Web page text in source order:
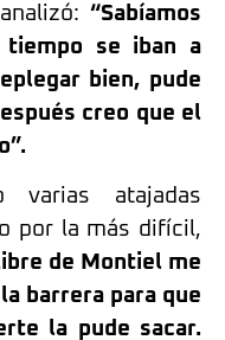
“Sabíamos
se iban a
bien, pude
creo que el
atajadas
por la más difícil,
de Montiel me
barrera para que
la pude sacar.